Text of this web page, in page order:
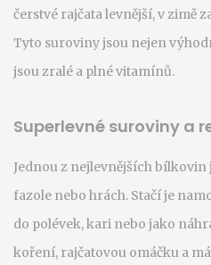
čerstvé rajčata levnější, v zimě
Tyto suroviny jsou nejen
jsou zralé a plné vitamínů.
Superlevné suroviny a
Jednou z nejlevnějších bílkovin
fazole nebo hrách. Stačí je
do polévek, kari nebo jako
koření, rajčatovou omáčku a